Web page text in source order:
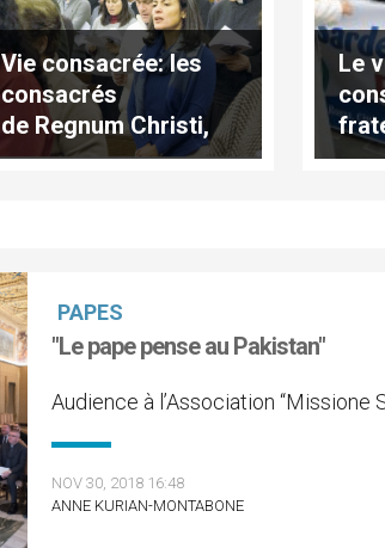
Vie consacrée: les
consacrés
de Regnum Christi,
"Sociétés de vie
Le
PAPES
"Le pape pense au Pakistan"
Audience à l’Association “Missione
NOV 30, 2018 16:48
ANNE KURIAN-MONTABONE